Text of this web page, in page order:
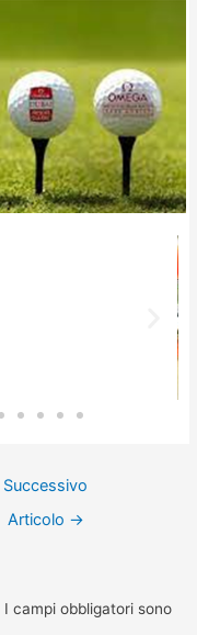
Successivo
Articolo →
I campi obbligatori sono